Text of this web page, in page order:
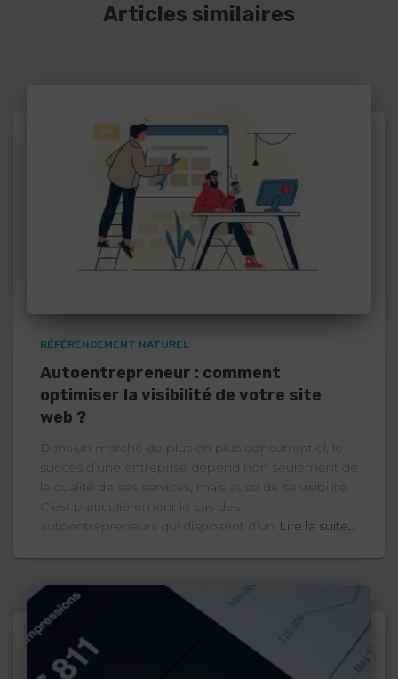
Articles similaires
RÉFÉRENCEMENT NATUREL
Autoentrepreneur : comment
optimiser la visibilité de votre site
web ?
Dans un marché de plus en plus concurrentiel, le
succès d’une entreprise dépend non seulement de
la qualité de ses services, mais aussi de sa visibilité.
C’est particulièrement le cas des
autoentrepreneurs qui disposent d’un Lire la suite…